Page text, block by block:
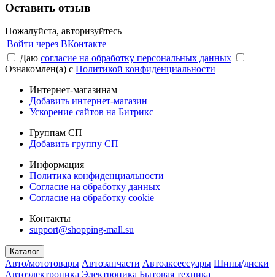
Оставить отзыв
Пожалуйста, авторизуйтесь
Войти через ВКонтакте
Даю согласие на обработку персональных данных
Ознакомлен(а) с Политикой конфиденциальности
Интернет-магазинам
Добавить интернет-магазин
Ускорение сайтов на Битрикс
Группам СП
Добавить группу СП
Информация
Политика конфиденциальности
Согласие на обработку данных
Согласие на обработку cookie
Контакты
support@shopping-mall.su
Каталог
Авто/мототовары Автозапчасти Автоаксессуары Шины/диски
Автоэлектроника Электроника Бытовая техника